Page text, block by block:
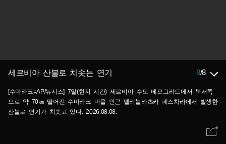
세르비아 산불로 치솟는 연기 8/8
[수마라크=AP/뉴시스] 7일(현지 시간) 세르비아 수도 베오그라드에서 북서쪽
으로 약 70㎞ 떨어진 수마라크 마을 인근 델리블라츠카 페스차라에서 발생한
산불로 연기가 치솟고 있다. 2026.08.08.